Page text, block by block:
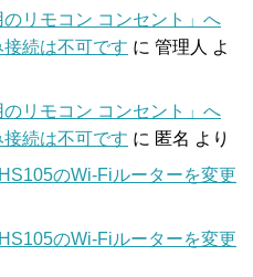
リモコン コンセント」へ
接続は不可です に 管理人 よ
リモコン コンセント」へ
接続は不可です に 匿名 より
のWi-Fiルーターを変更
のWi-Fiルーターを変更